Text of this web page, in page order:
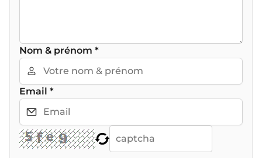
Nom & prénom *
Email *